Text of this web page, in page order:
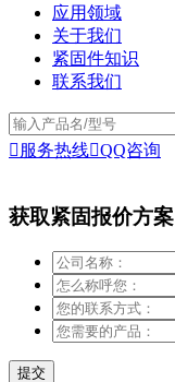
应用领域
关于我们
紧固件知识
联系我们
 服务热线QQ咨询
获取紧固报价方案